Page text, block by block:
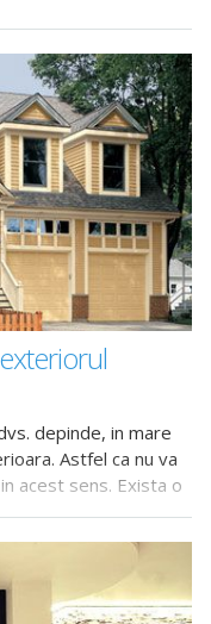
depinde, in mare
Astfel ca nu va
acest sens. Exista o